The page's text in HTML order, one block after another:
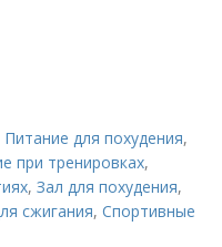
Питание для похудения,
при тренировках,
,Зал для похудения,
сжигания,Спортивные